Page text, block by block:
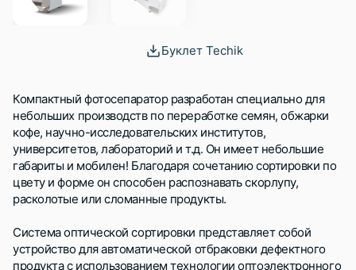
Буклет Techik
Компактный фотосепаратор разработан специально для
небольших производств по переработке семян, обжарки
кофе, научно-исследовательских институтов,
университетов, лабораторий и т.д. Он имеет небольшие
габариты и мобилен! Благодаря сочетанию сортировки по
цвету и форме он способен распознавать скорлупу,
расколотые или сломанные продукты.
Система оптической сортировки представляет собой
устройство для автоматической отбраковки дефектного
продукта с использованием технологии оптоэлектронного